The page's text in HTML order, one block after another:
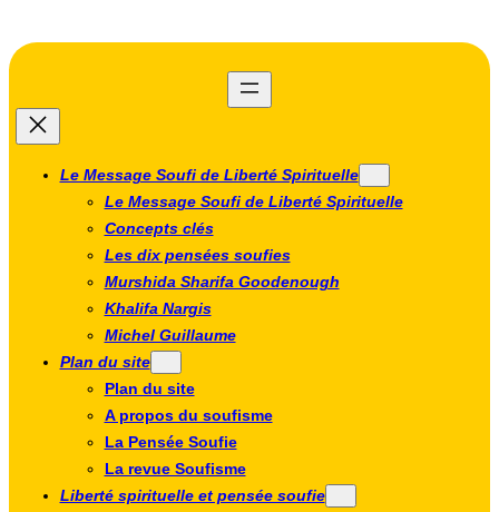
au
contenu
Le Message Soufi de Liberté Spirituelle
Le Message Soufi de Liberté Spirituelle
Concepts clés
Les dix pensées soufies
Murshida Sharifa Goodenough
Khalifa Nargis
Michel Guillaume
Plan du site
Plan du site
A propos du soufisme
La Pensée Soufie
La revue Soufisme
Liberté spirituelle et pensée soufie